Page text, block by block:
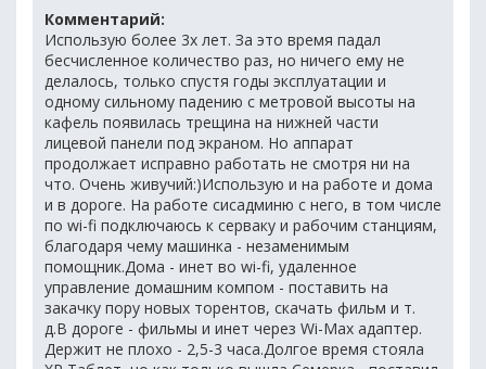
Комментарий:
Использую более 3х лет. За это время падал
бесчисленное количество раз, но ничего ему не
делалось, только спустя годы эксплуатации и
одному сильному падению с метровой высоты на
кафель появилась трещина на нижней части
лицевой панели под экраном. Но аппарат
продолжает исправно работать не смотря ни на
что. Очень живучий:)Использую и на работе и дома
и в дороге. На работе сисадминю с него, в том числе
по wi-fi подключаюсь к серваку и рабочим станциям,
благодаря чему машинка - незаменимым
помощник.Дома - инет во wi-fi, удаленное
управление домашним компом - поставить на
закачку пору новых торентов, скачать фильм и т.
д.В дороге - фильмы и инет через Wi-Max адаптер.
Держит не плохо - 2,5-3 часа.Долгое время стояла